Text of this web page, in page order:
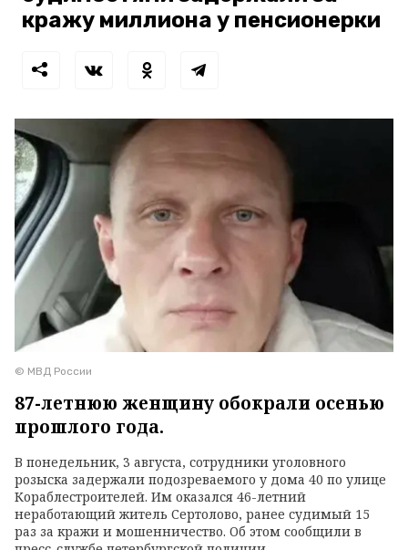
кражу миллиона у пенсионерки
© МВД России
87-летнюю женщину обокрали осенью
прошлого года.
В понедельник, 3 августа, сотрудники уголовного
розыска задержали подозреваемого у дома 40 по улице
Кораблестроителей. Им оказался 46-летний
неработающий житель Сертолово, ранее судимый 15
раз за кражи и мошенничество. Об этом сообщили в